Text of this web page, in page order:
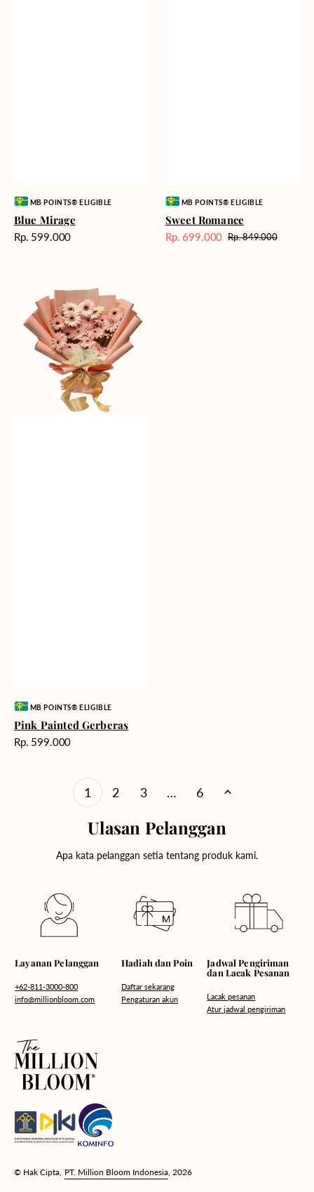
Vendor:MB POINTS® ELIGIBLE
Blue Mirage
Harga
Rp. 599.000
Vendor:MB POINTS® ELIGIBLE
Sweet Romance
Harga
Rp. 699.000 Harga
Rp. 849.000
Painted
Gerberas
Vendor:MB POINTS® ELIGIBLE
Pink Painted Gerberas
Harga
Rp. 599.000
1 2 3 … 6
Ulasan Pelanggan
Apa kata pelanggan setia tentang produk kami.
Layanan Pelanggan
+62-811-3000-800
info@millionbloom.com
Hadiah dan Poin
Daftar sekarang
Pengaturan akun
Jadwal Pengiriman
dan Lacak Pesanan
Lacak pesanan
Atur jadwal pengiriman
© Hak Cipta, PT. Million Bloom Indonesia , 2026